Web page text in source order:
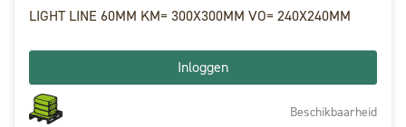
LIGHT LINE 60MM KM= 300X300MM VO= 240X240MM
Inloggen
Beschikbaarheid